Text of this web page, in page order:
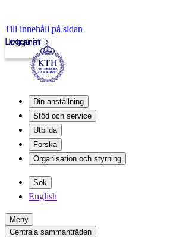
Till innehåll på sidan
Intranät
Logga in
Din anställning
Stöd och service
Utbilda
Forska
Organisation och styrning
Sök
English
Meny
Centrala sammanträden